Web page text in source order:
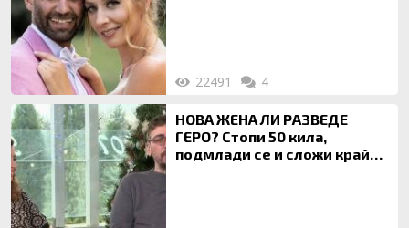
22491 4
НОВА ЖЕНА ЛИ РАЗВЕДЕ
ГЕРО? Стопи 50 кила,
подмлади се и сложи край